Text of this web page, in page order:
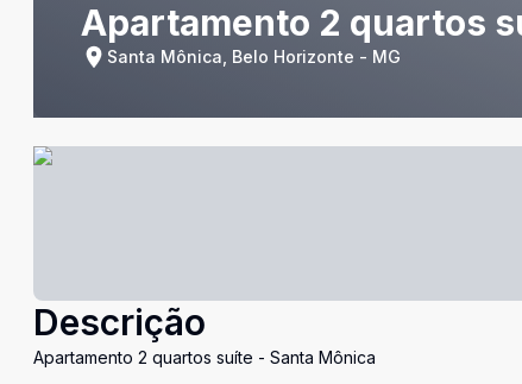
Apartamento 2 quartos
Santa Mônica, Belo Horizonte - MG
Descrição
Apartamento 2 quartos suíte - Santa Mônica